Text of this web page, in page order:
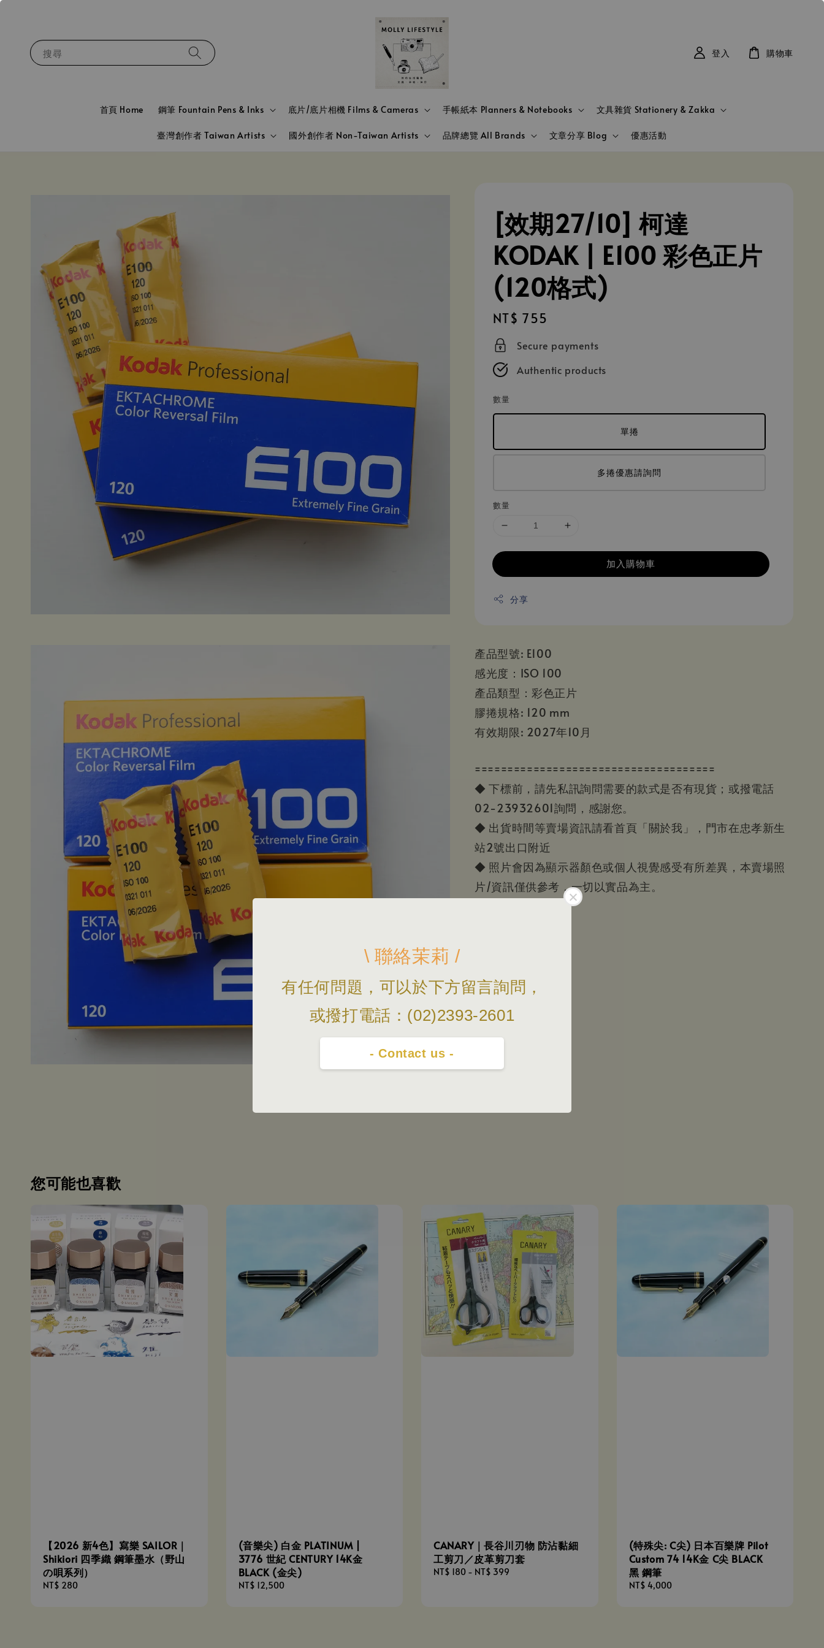
\ 聯絡茉莉 /
有任何問題，可以於下方留言詢問，
或撥打電話：(02)2393-2601
- Contact us -
搜尋
首頁 Home 鋼筆 Fountain Pens & Inks 底片/底片相機 Films & Cameras 手帳紙本 Planners & Notebooks 文具雜貨 Stationery & Zakka
臺灣創作者 Taiwan Artists 國外創作者 Non-Taiwan Artists 品牌總覽 All Brands 文章分享 Blog 優惠活動
登入 購物車
[效期27/10] 柯達
KODAK | E100 彩色正片
(120格式)
Regular
price
NT$ 755
Secure payments
Authentic products
數量
單捲
多捲優惠請詢問
數量
加入購物車
分享
產品型號: E100
感光度：ISO 100
產品類型：彩色正片
膠捲規格: 120 mm
有效期限: 2027年10月
=====================================
◆ 下標前，請先私訊詢問需要的款式是否有現貨；或撥電話
02-23932601詢問，感謝您。
◆ 出貨時間等賣場資訊請看首頁「關於我」，門市在忠孝新生
站2號出口附近
◆ 照片會因為顯示器顏色或個人視覺感受有所差異，本賣場照
片/資訊僅供參考，一切以實品為主。
您可能也喜歡
【2026 新4色】寫樂 SAILOR｜
Shikiori 四季織 鋼筆墨水（野山
の唄系列）
Regular
NT$ 280
(音樂尖) 白金 PLATINUM |
3776 世紀 CENTURY 14K金
BLACK (金尖)
Regular
NT$ 12,500
CANARY｜長谷川刃物 防沾黏細
工剪刀／皮革剪刀套
Regular
NT$ 180 - NT$ 399
(特殊尖: C尖) 日本百樂牌 Pilot
Custom 74 14K金 C尖 BLACK
黑 鋼筆
Regular
NT$ 4,000